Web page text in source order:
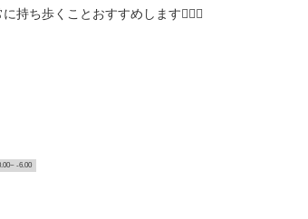
ち歩くことおすすめします👍🏻💖
-6.00